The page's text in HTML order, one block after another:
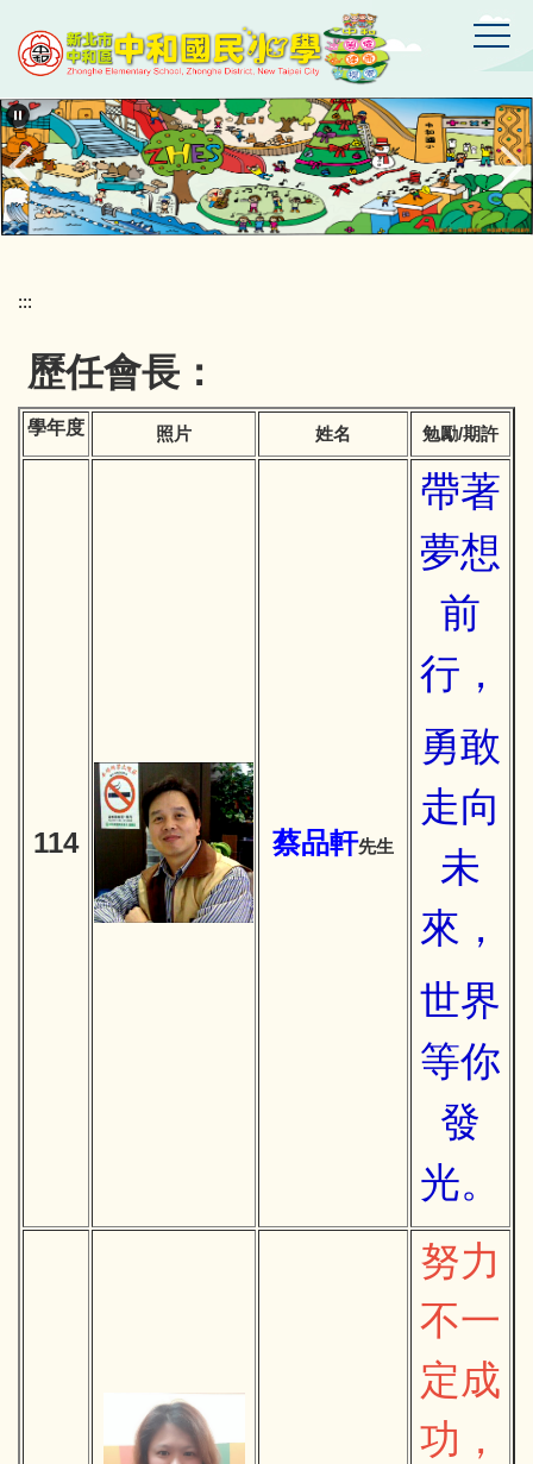
到
主
要
內
容
區
新
北
市
中
和
區
國
:::
歷任會長：
學年度 照片 姓名 勉勵/期許
114 蔡品軒先生
帶著
夢想
前
行，
勇敢
走向
未
來，
世界
等你
發
光。
努力
不一
定成
功，